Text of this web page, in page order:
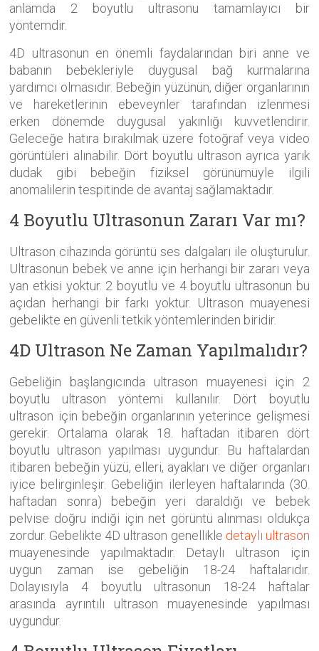
anlamda 2 boyutlu ultrasonu tamamlayıcı bir
yöntemdir.
4D ultrasonun en önemli faydalarından biri anne ve
babanın bebekleriyle duygusal bağ kurmalarına
yardımcı olmasıdır. Bebeğin yüzünün, diğer organlarının
ve hareketlerinin ebeveynler tarafından izlenmesi
erken dönemde duygusal yakınlığı kuvvetlendirir.
Geleceğe hatıra bırakılmak üzere fotoğraf veya video
görüntüleri alınabilir. Dört boyutlu ultrason ayrıca yarık
dudak gibi bebeğin fiziksel görünümüyle ilgili
anomalilerin tespitinde de avantaj sağlamaktadır.
4 Boyutlu Ultrasonun Zararı Var mı?
Ultrason cihazında görüntü ses dalgaları ile oluşturulur.
Ultrasonun bebek ve anne için herhangi bir zararı veya
yan etkisi yoktur. 2 boyutlu ve 4 boyutlu ultrasonun bu
açıdan herhangi bir farkı yoktur. Ultrason muayenesi
gebelikte en güvenli tetkik yöntemlerinden biridir.
4D Ultrason Ne Zaman Yapılmalıdır?
Gebeliğin başlangıcında ultrason muayenesi için 2
boyutlu ultrason yöntemi kullanılır. Dört boyutlu
ultrason için bebeğin organlarının yeterince gelişmesi
gerekir. Ortalama olarak 18. haftadan itibaren dört
boyutlu ultrason yapılması uygundur. Bu haftalardan
itibaren bebeğin yüzü, elleri, ayakları ve diğer organları
iyice belirginleşir. Gebeliğin ilerleyen haftalarında (30.
haftadan sonra) bebeğin yeri daraldığı ve bebek
pelvise doğru indiği için net görüntü alınması oldukça
zordur. Gebelikte 4D ultrason genellikle detaylı ultrason
muayenesinde yapılmaktadır. Detaylı ultrason için
uygun zaman ise gebeliğin 18-24 haftalarıdır.
Dolayısıyla 4 boyutlu ultrasonun 18-24 haftalar
arasında ayrıntılı ultrason muayenesinde yapılması
uygundur.